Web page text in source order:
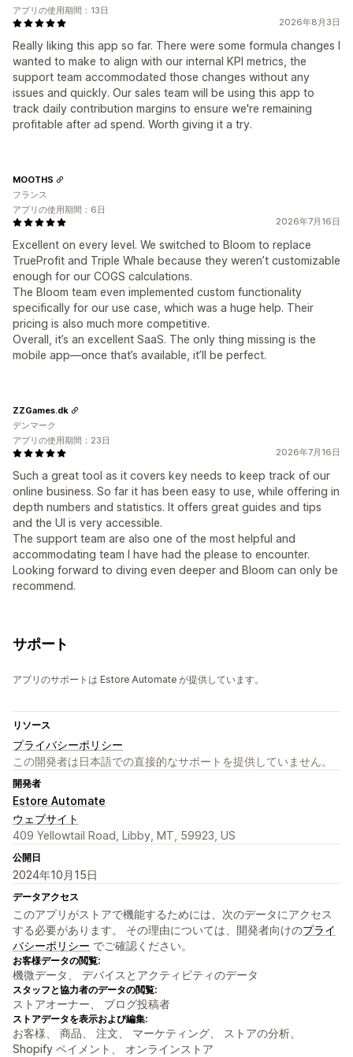
2026年8月3日
Really liking this app so far. There were some formula changes I
wanted to make to align with our internal KPI metrics, the
support team accommodated those changes without any
issues and quickly. Our sales team will be using this app to
track daily contribution margins to ensure we're remaining
profitable after ad spend. Worth giving it a try.
アプリの使用期間：13日
2026年7月16日
Excellent on every level. We switched to Bloom to replace
TrueProfit and Triple Whale because they weren’t customizable
enough for our COGS calculations.
The Bloom team even implemented custom functionality
specifically for our use case, which was a huge help. Their
pricing is also much more competitive.
Overall, it’s an excellent SaaS. The only thing missing is the
mobile app—once that’s available, it’ll be perfect.
MOOTHS
フランス
アプリの使用期間：6日
2026年7月16日
Such a great tool as it covers key needs to keep track of our
online business. So far it has been easy to use, while offering in
depth numbers and statistics. It offers great guides and tips
and the UI is very accessible.
The support team are also one of the most helpful and
accommodating team I have had the please to encounter.
Looking forward to diving even deeper and Bloom can only be
recommend.
ZZGames.dk
デンマーク
アプリの使用期間：23日
サポート
アプリのサポートは Estore Automate が提供しています。
リソース
プライバシーポリシー
この開発者は日本語での直接的なサポートを提供していません。
開発者
Estore Automate
ウェブサイト
409 Yellowtail Road, Libby, MT, 59923, US
公開日
2024年10月15日
データアクセス
このアプリがストアで機能するためには、次のデータにアクセス
する必要があります。 その理由については、開発者向けのプライ
バシーポリシー でご確認ください。
お客様データの閲覧:
機微データ、 デバイスとアクティビティのデータ
スタッフと協力者のデータの閲覧:
ストアオーナー、 ブログ投稿者
ストアデータを表示および編集:
お客様、 商品、 注文、 マーケティング、 ストアの分析、
Shopify ペイメント、 オンラインストア